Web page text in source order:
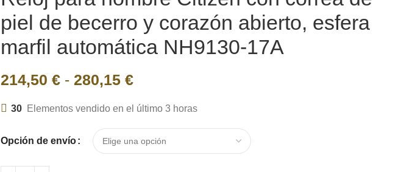
piel de becerro y corazón abierto, esfera
marfil automática NH9130-17A
214,50 € - 280,15 €
30 Elementos vendido en el último 3 horas
Opción de envío